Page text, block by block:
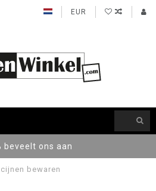
EUR
beveelt ons aan
bewaren